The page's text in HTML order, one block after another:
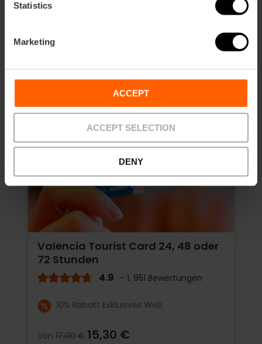
Statistics
Marketing
ACCEPT
ACCEPT SELECTION
DENY
Valencia Tourist Card 24, 48 oder
72 Stunden
4.9 - 1, 951 Bewertungen
10% Rabatt Exklusives Web
Von 17,00 € 15,30 €